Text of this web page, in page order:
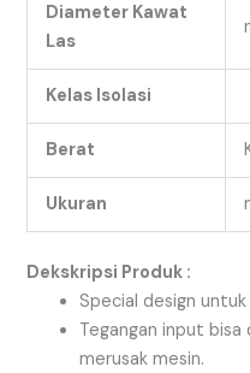
Diameter Kawat
Las
Kelas Isolasi
Berat
Ukuran
Dekskripsi Produk :
Special design
Tegangan input bisa
merusak mesin.